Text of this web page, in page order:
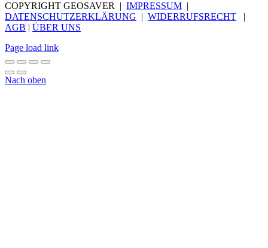
COPYRIGHT GEOSAVER | IMPRESSUM |
DATENSCHUTZERKLÄRUNG | WIDERRUFSRECHT |
AGB | ÜBER UNS
Page load link
Nach oben